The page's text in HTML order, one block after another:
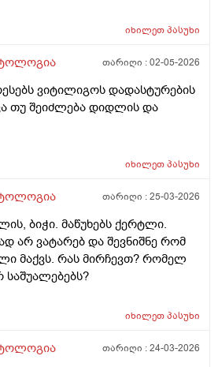
იხილეთპასუხი
თარიღი :02-05-2026
ვიტილიგოს დადასტურების
თუ შეიძლება დიდლის და
იხილეთპასუხი
თარიღი :25-03-2026
ბიჭი. მაწუხებს ქერტლი.
არ ვატარებ და შევნიშნე რომ
მაქვს. რას მირჩევთ? რომელ
საშუალებებს?
იხილეთპასუხი
თარიღი :24-03-2026